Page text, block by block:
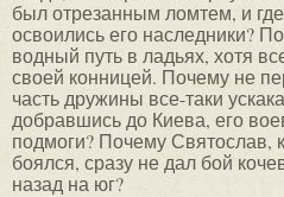
был отрезанным ломтем, и
освоились его наследники?
водный путь в ладьях, хотя
своей конницей. Почему не
часть дружины все-таки
добравшись до Киева, его
подмоги? Почему Святослав,
боялся, сразу не дал бой
назад на юг?